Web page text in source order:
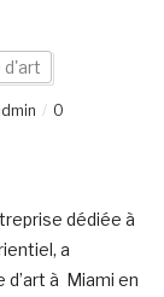
d'art
0
dédiée à
a
à Miami en